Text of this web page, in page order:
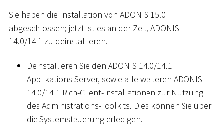
Sie haben die Installation von ADONIS 15.0
abgeschlossen; jetzt ist es an der Zeit, ADONIS
14.0/14.1 zu deinstallieren.
Deinstallieren Sie den ADONIS 14.0/14.1
Applikations-Server, sowie alle weiteren ADONIS
14.0/14.1 Rich-Client-Installationen zur Nutzung
des Administrations-Toolkits. Dies können Sie über
die Systemsteuerung erledigen.